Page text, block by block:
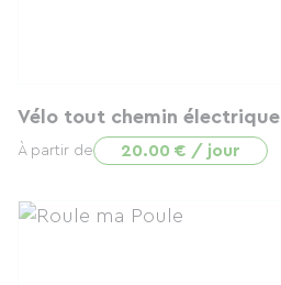
Vélo tout chemin électrique
À partir de 20.00 € / jour